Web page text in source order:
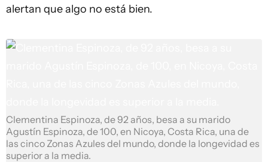
alertan que algo no está bien.
Clementina Espinoza, de 92 años, besa a su marido
Agustín Espinoza, de 100, en Nicoya, Costa Rica, una de
las cinco Zonas Azules del mundo, donde la longevidad es
superior a la media.